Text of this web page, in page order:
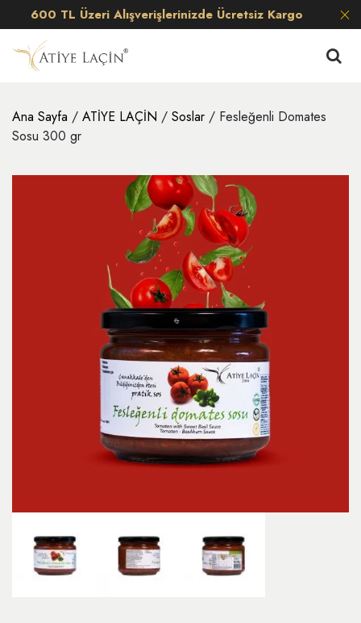
600 TL Üzeri Alışverişlerinizde Ücretsiz Kargo
Ana Sayfa / ATİYE LAÇİN / Soslar / Fesleğenli Domates
Sosu 300 gr